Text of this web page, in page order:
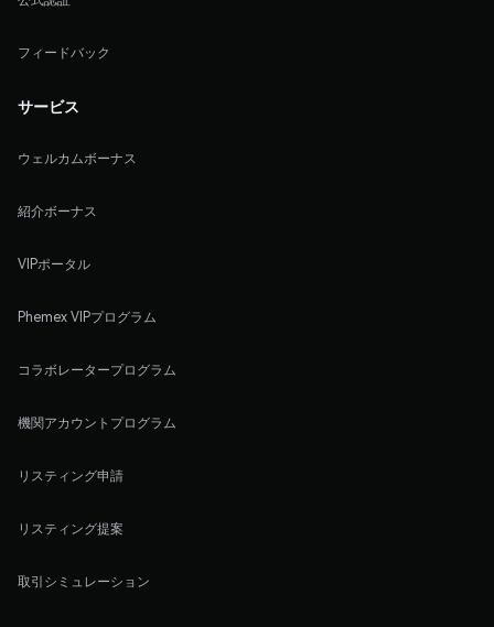
フィードバック
サービス
ウェルカムボーナス
紹介ボーナス
VIPポータル
Phemex VIPプログラム
コラボレータープログラム
機関アカウントプログラム
リスティング申請
リスティング提案
取引シミュレーション